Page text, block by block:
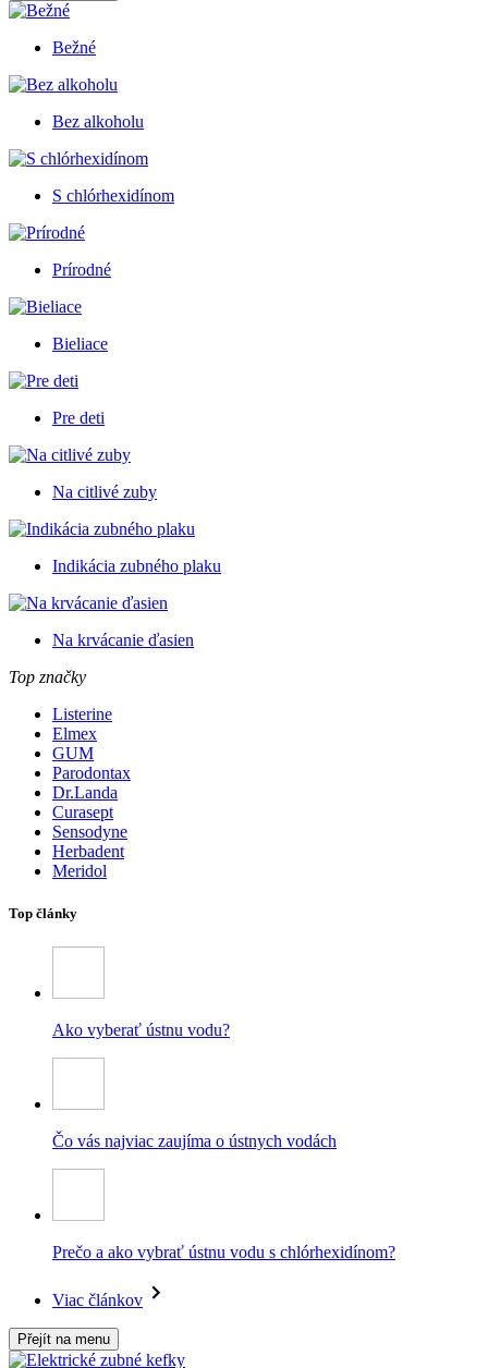
Bežné
Bez alkoholu
S chlórhexidínom
Prírodné
Bieliace
Pre deti
Na citlivé zuby
Indikácia zubného plaku
Na krvácanie ďasien
Top značky
Listerine
Elmex
GUM
Parodontax
Dr.Landa
Curasept
Sensodyne
Herbadent
Meridol
Top články
Ako vyberať ústnu vodu?
Čo vás najviac zaujíma o ústnych vodách
Prečo a ako vybrať ústnu vodu s chlórhexidínom?
Viac článkov
Přejít na menu